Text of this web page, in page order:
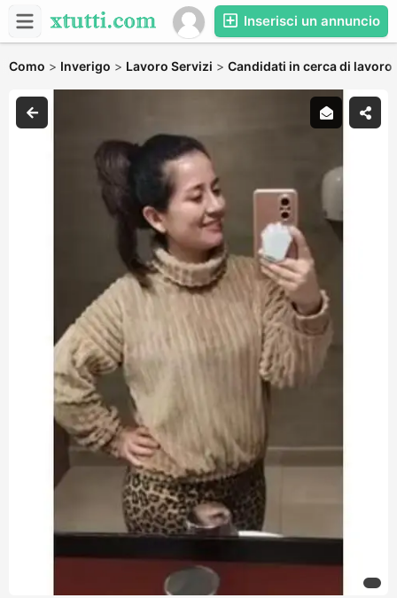
Inserisci un annuncio
Como > Inverigo > Lavoro Servizi > Candidati in cerca di lavoro